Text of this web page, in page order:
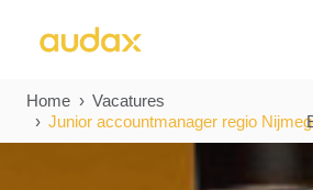
Home
Vacatures
Junior accountmanager regio